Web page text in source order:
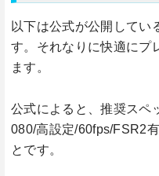
以下は公式が公開してい
す。それなりに快適にプ
ます。
公式によると、推奨スペ
080/高設定/60fps/FSR2
とです。